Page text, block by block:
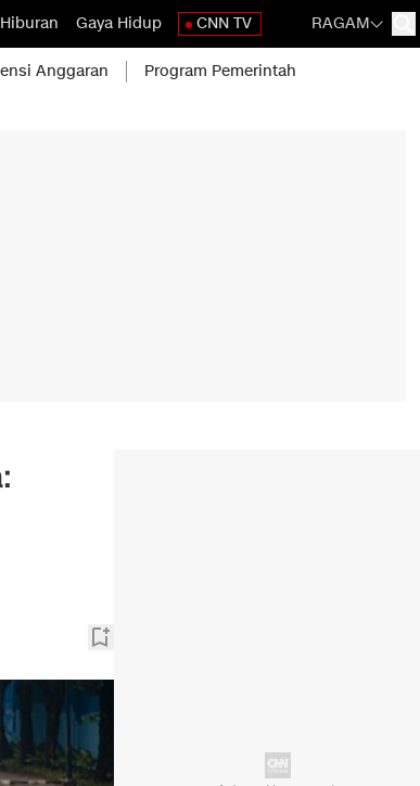
Hiburan Gaya Hidup CNN TV RAGAM
Anggaran Program Pemerintah